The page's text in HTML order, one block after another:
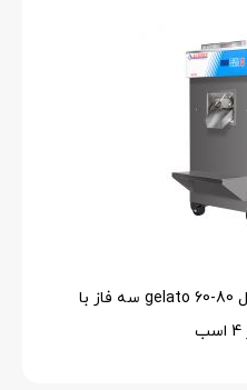
بار سفت کن 24 لیتری مدل 80-60 gelato سه فاز با